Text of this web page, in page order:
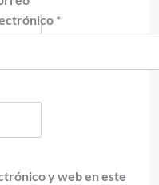
*
y web en este